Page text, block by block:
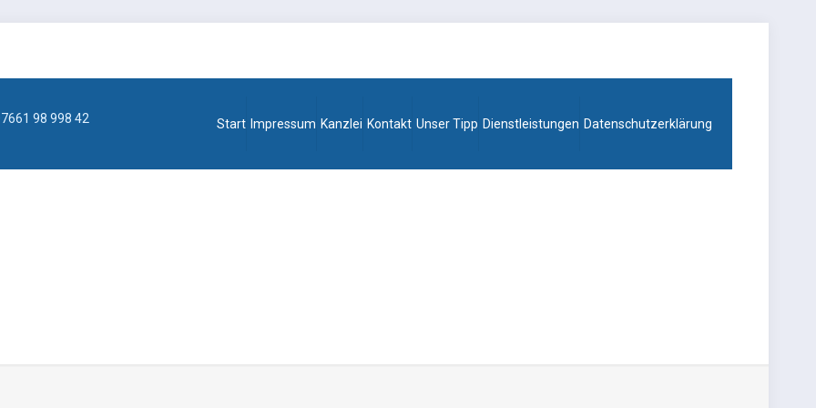
98 998 42 Start Impressum Kanzlei Kontakt Unser Tipp Dienstleistungen Datenschutzerklärung